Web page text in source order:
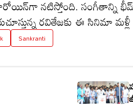
నటిస్తోంది. సంగీతాన్ని
రవితేజకు ఈ సినిమా
Sankranti